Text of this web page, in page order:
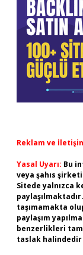
Reklam ve
Yasal Uyarı: Bu
veya şahıs
Sitede yalnızca
taşımamakta
paylaşım
benzerlikleri
taslak halindedir